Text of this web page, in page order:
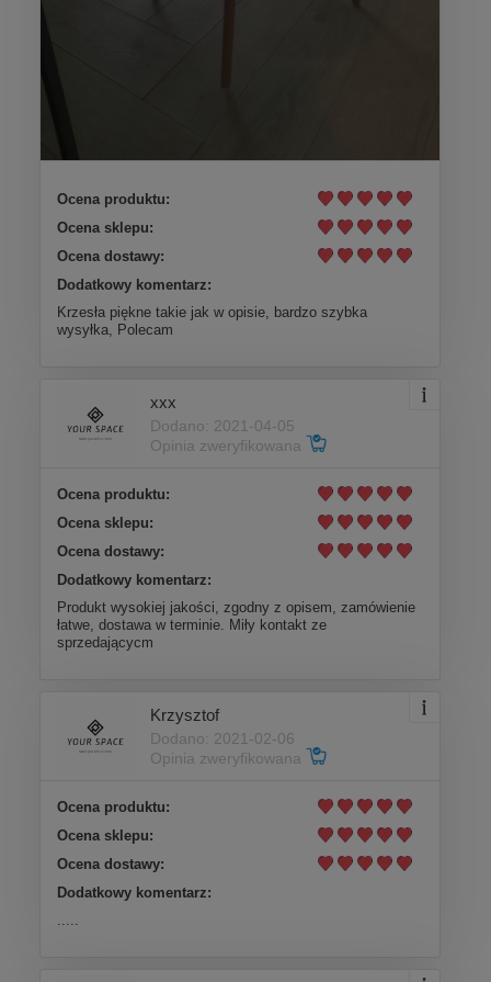
Ocena produktu:
Ocena sklepu:
Ocena dostawy:
Dodatkowy komentarz:
Krzesła piękne takie jak w opisie, bardzo szybka
wysyłka, Polecam
xxx
Dodano: 2021-04-05
Opinia zweryfikowana
Ocena produktu:
Ocena sklepu:
Ocena dostawy:
Dodatkowy komentarz:
Produkt wysokiej jakości, zgodny z opisem, zamówienie
łatwe, dostawa w terminie. Miły kontakt ze
sprzedającycm
Krzysztof
Dodano: 2021-02-06
Opinia zweryfikowana
Ocena produktu:
Ocena sklepu:
Ocena dostawy:
Dodatkowy komentarz: